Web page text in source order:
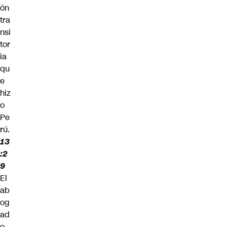
ón
tra
nsi
tor
ia
qu
e
hiz
o
Pe
rú.
13
:2
9
El
ab
og
ad